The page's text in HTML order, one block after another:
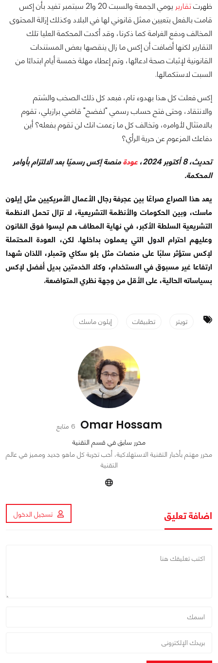
ظهرتتقارير
يومي الجمعة والسبت 20 و21 سبتمبر تفيد بأن إكس
قامت بالفعل بتعيين ممثل قانوني لها في البلاد وكذلك إزالة المحتوى
المخالف ودفع الغرامة كما ذكرنا، وقد أكدت المحكمة العليا تلك
التقارير لكنها أضافت أن إكس ما زال ينقصها بعض المستندات
القانونية لإثبات صحة ادعائها، وتم إعطاء مهلة خمسة أيام ابتداءًا من
السبت لاستكمالها.
إكس فعلت كل هذا بهدوء تام، فبعد كل ذلك الصخب والشتم
والانتقاد، وحتى فتح حساب رسمي "لفضح" قاضي برازيلي، تقوم
بالامتثال لأوامره، وتخالف كل ما زعمت انك لن تقوم بفعله؟ أين
دفاعك المزعوم عن حرية الرأي؟
تحديث، 8 أكتوبر 2024، عودةمنصة إكس رسميًا بعد الالتزام بأوامر
المحكمة.
يعد هذا الصراع صراعًا بين عجرفة رجال الأعمال الأمريكيين مثل إيلون
ماسك، وبين الحكومات والأنظمة التشريعية، لا تزال تحمل الانظمة
التشريعية السلطة الأكبر، في نهاية المطاف هم ليسوا فوق القانون
وعليهم احترام الدول التي يعملون بداخلها. لكن، العودة المحتملة
لإكس ستؤثر سلبًا على منصات مثل بلو سكاي وتمبلر، اللذان شهدا
ارتفاعا غير مسبوق في الاستخدام، وكلا الخدمتين بديل أفضل لإكس
بسياساته الحالية، على الأقل من وجهة نظري المتواضعة.
تويتر تطبيقات إيلون ماسك
Omar Hossam 6 متابع
محرر سابق في قسم التقنية
محرر مهتم بأخبار التقنية الاستهلاكية، أحب تجربة كل ماهو جديد ومميز في عالم
التقنية
اضافة تعليق تسجيل الدخول